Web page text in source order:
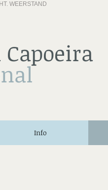
WEERSTAND
Info